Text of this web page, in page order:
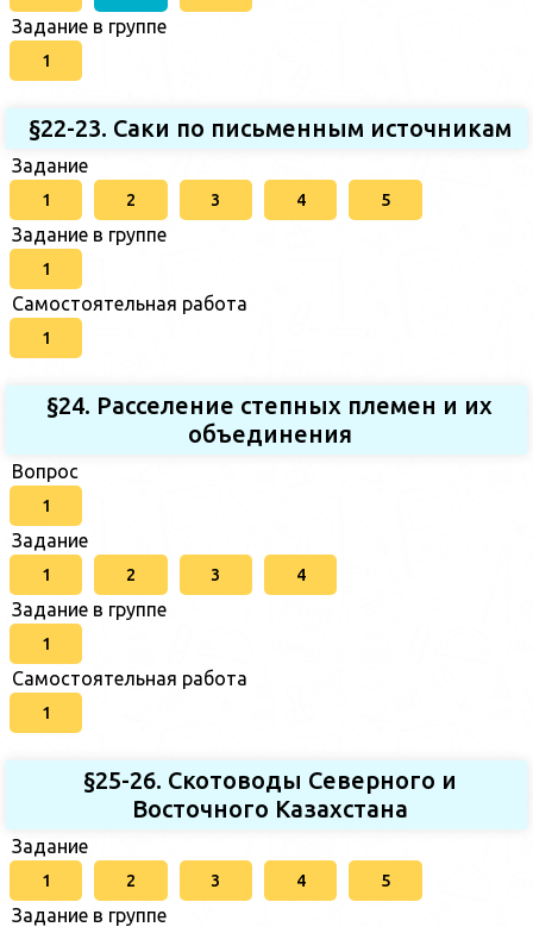
Задание в группе
1
§22-23. Саки по письменным источникам
Задание
1 2 3 4 5
Задание в группе
1
Самостоятельная работа
1
§24. Расселение степных племен и их
объединения
Вопрос
1
Задание
1 2 3 4
Задание в группе
1
Самостоятельная работа
1
§25-26. Скотоводы Северного и
Восточного Казахстана
Задание
1 2 3 4 5
Задание в группе